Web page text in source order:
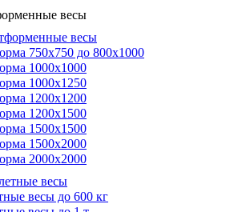
весы
весы
750х750 до 800х1000
1000х1000
1000х1250
1200х1200
1200х1500
1500х1500
1500х2000
2000х2000
весы
весы до 600 кг